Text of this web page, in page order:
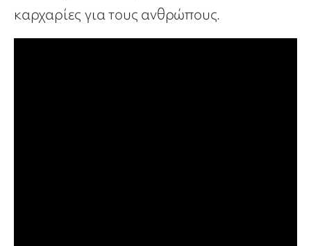
καρχαρίες για τους ανθρώπους.